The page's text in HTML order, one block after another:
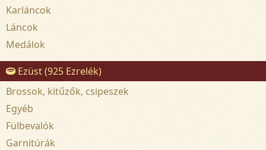
Karláncok
Láncok
Medálok
Ezüst (925 Ezrelék)
Brossok, kitűzők, csipeszek
Egyéb
Fülbevalók
Garnitúrák